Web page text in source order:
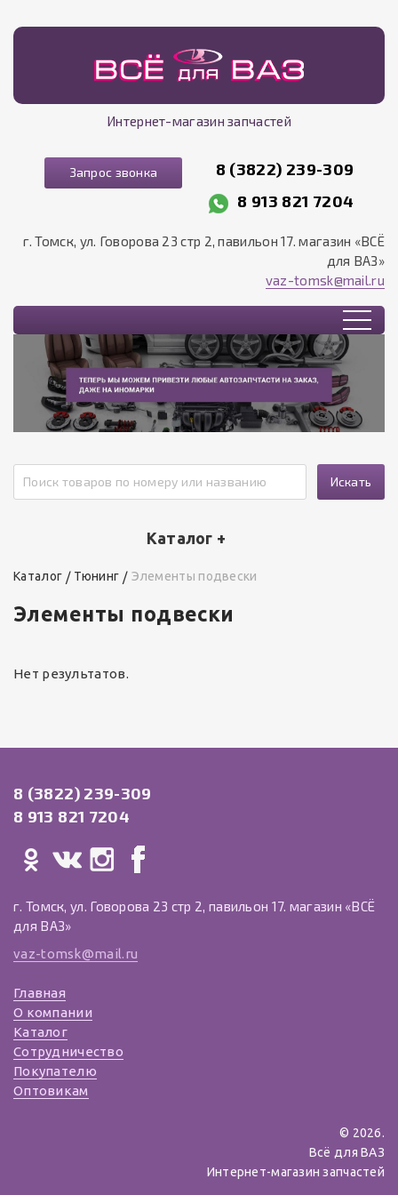
Интернет-магазин запчастей
Запрос звонка
8 (3822) 239-309
8 913 821 7204
г. Томск, ул. Говорова 23 стр 2, павильон 17. магазин «ВСЁ
для ВАЗ»
vaz-tomsk@mail.ru
Искать
Каталог +
Каталог Тюнинг Элементы подвески
Элементы подвески
Нет результатов.
8 (3822) 239-309
8 913 821 7204
г. Томск, ул. Говорова 23 стр 2, павильон 17. магазин «ВСЁ
для ВАЗ»
vaz-tomsk@mail.ru
Главная
О компании
Каталог
Сотрудничество
Покупателю
Оптовикам
© 2026.
Всё для ВАЗ
Интернет-магазин запчастей